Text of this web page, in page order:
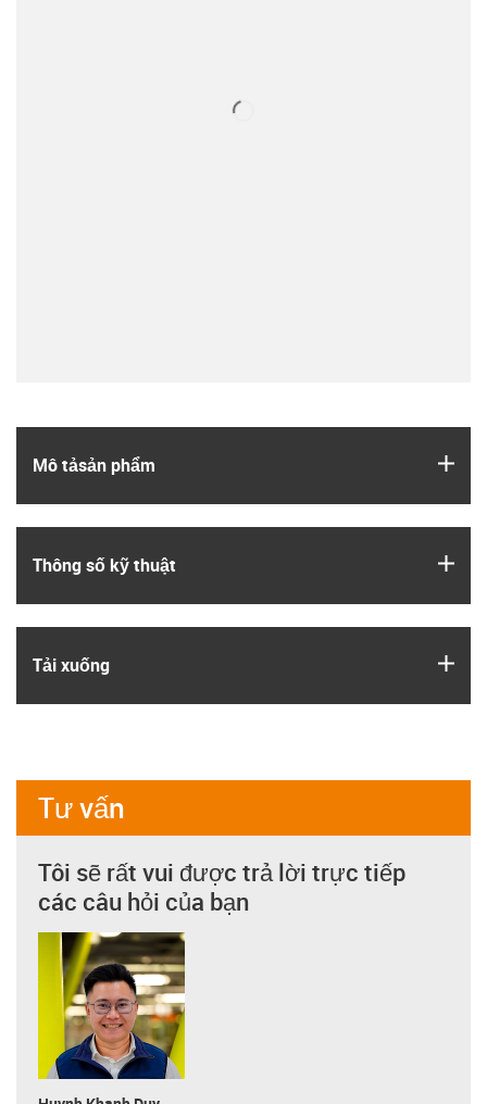
Mô tả­sản phẩm
Thông số kỹ thuật
Tải xuống
Tư vấn
Tôi sẽ rất vui được trả lời trực tiếp
các câu hỏi của bạn